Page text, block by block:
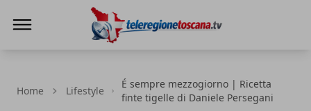
Home Lifestyle
É sempre mezzogiorno | Ricetta
finte tigelle di Daniele Persegani